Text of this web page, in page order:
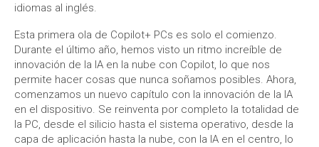
idiomas al inglés.
Esta primera ola de Copilot+ PCs es solo el comienzo.
Durante el último año, hemos visto un ritmo increíble de
innovación de la IA en la nube con Copilot, lo que nos
permite hacer cosas que nunca soñamos posibles. Ahora,
comenzamos un nuevo capítulo con la innovación de la IA
en el dispositivo. Se reinventa por completo la totalidad de
la PC, desde el silicio hasta el sistema operativo, desde la
capa de aplicación hasta la nube, con la IA en el centro, lo